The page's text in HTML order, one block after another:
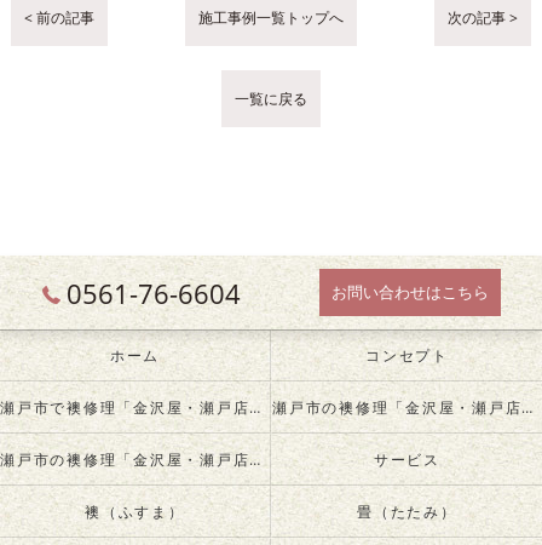
< 前の記事 施工事例一覧トップへ 次の記事 >
一覧に戻る
0561-76-6604 お問い合わせはこちら
ホーム コンセプト
瀬戸市で襖修理「金沢屋・瀬戸店」について 瀬戸市の襖修理「金沢屋・瀬戸店」が必要とされる理由
瀬戸市の襖修理「金沢屋・瀬戸店」の内容について サービス
襖（ふすま） 畳（たたみ）